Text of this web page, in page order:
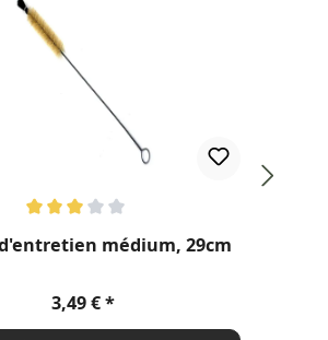
médium, 29cm
Prix régulier :
3,49 €